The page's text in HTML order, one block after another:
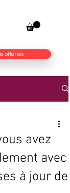
offertes
avez
avec
à jour de